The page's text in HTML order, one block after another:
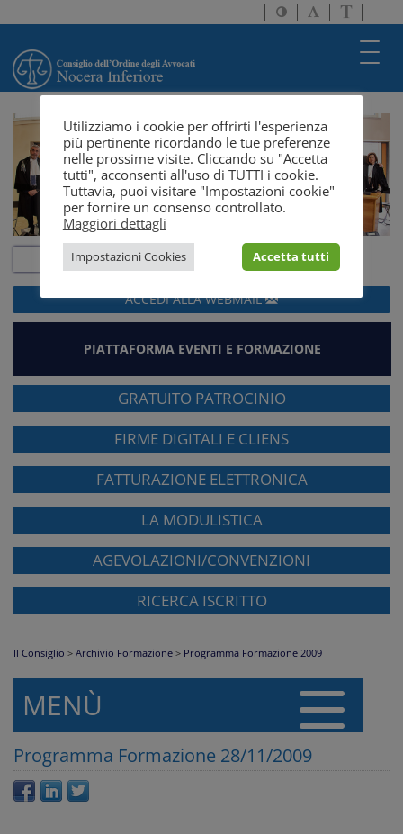
Attiva/disattiva
alto
Attiva/
dimensione
a
solo
ACCEDI ALLAWEBMAIL
PIATTAFORMA EVENTI E FORMAZIONE
GRATUITO PATROCINIO
FIRME DIGITALI E CLIENS
FATTURAZIONE ELETTRONICA
LA MODULISTICA
AGEVOLAZIONI/CONVENZIONI
RICERCA ISCRITTO
Il Consiglio > Archivio Formazione > Programma Formazione 2009
MENÙ
Programma Formazione 28/11/2009
Utilizziamo i cookie per offrirti l'esperienza
più pertinente ricordando le tue preferenze
nelle prossime visite. Cliccando su "Accetta
tutti", acconsenti all'uso di TUTTI i cookie.
Tuttavia, puoi visitare "Impostazioni cookie"
per fornire un consenso controllato.
Maggiori dettagli
Impostazioni Cookies Accetta tutti